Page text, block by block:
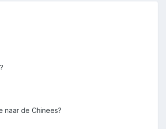
?
naar de Chinees?